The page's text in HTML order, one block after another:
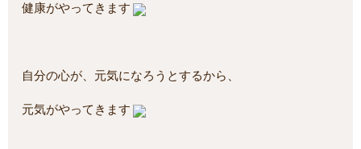
健康がやってきます
自分の心が、元気になろうとするから、
元気がやってきます